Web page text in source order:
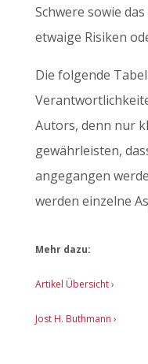
Schwere sowie
etwaige Risiken
Die folgende
Autors, denn nur
gewährleisten,
angegangen
werden einzelne
Mehr dazu:
Artikel Übersicht›
Jost H. Buthmann ›